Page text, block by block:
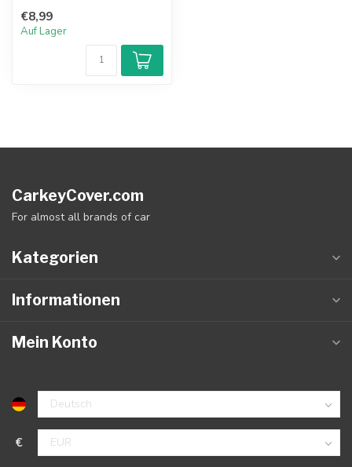
€8,99
Auf Lager
CarkeyCover.com
For almost all brands of car
Kategorien
Informationen
Mein Konto
€